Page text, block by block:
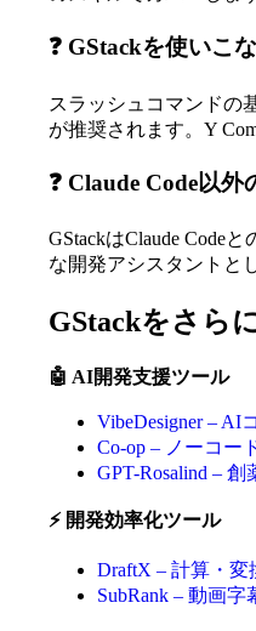
❓ GStackを使いこ
スラッシュコマンドの
が推奨されます。Y
❓ Claude Code以
GStackはClaude Code
な開発アシスタントと
GStackをさら
🤖 AI開発支援ツール
VibeDesigner –
Co-op – ノーコー
GPT-Rosalind –
⚡ 開発効率化ツール
DraftX – 計算・
SubRank – 動画